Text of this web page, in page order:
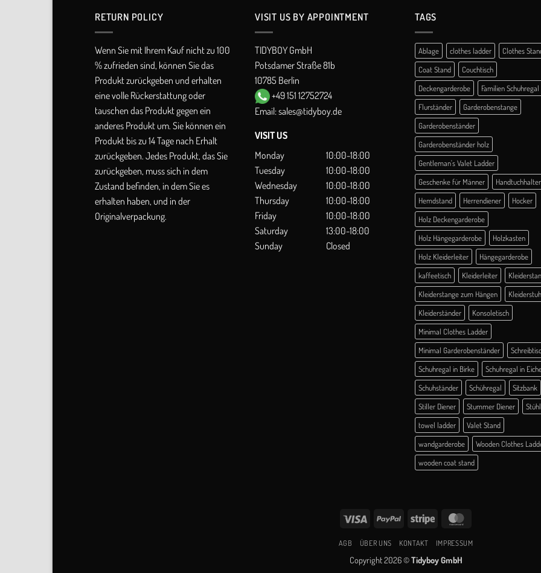
RETURN POLICY​
Wenn Sie mit Ihrem Kauf nicht zu 100
% zufrieden sind, können Sie das
Produkt zurückgeben und erhalten
eine volle Rückerstattung oder
tauschen das Produkt gegen ein
anderes Produkt um. Sie können ein
Produkt bis zu 14 Tage nach Erhalt
zurückgeben. Jedes Produkt, das Sie
zurückgeben, muss sich in dem
Zustand befinden, in dem Sie es
erhalten haben, und in der
Originalverpackung.
VISIT US BY APPOINTMENT
TIDYBOY GmbH
Potsdamer Straße 81b
10785 Berlin
+49 151 12752724
Email:sales@tidyboy.de
VISIT US
Monday
10:00-18:00
Tuesday
10:00-18:00
Wednesday
10:00-18:00
Thursday
10:00-18:00
Friday
10:00-18:00
Saturday
13:00-18:00
Sunday
Closed
TAGS
Ablage clothes ladder
Clothes
Coat Stand
Couchtisch
Deckengarderobe
Familien Schuhregal
Flurständer
Garderobenstange
Garderobenständer
Garderobenständer holz
Gentleman's Valet Ladder
Geschenke für Männer
Handtuchhalter
Hemdstand
Herrendiener
Hocker
Holz Deckengarderobe
Holz Hängegarderobe
Holzkasten
Holz Kleiderleiter
Hängegarderobe
kaffeetisch
Kleiderleiter
Kleiderstange zum Hängen
Kleiderständer
Konsoletisch
Minimal Clothes Ladder
Minimal Garderobenständer
Schuhregal in Birke
Schuhregal in
Schuhständer
Schühregal
Sitzbank
Stiller Diener
Stummer Diener
towel ladder
Valet Stand
wandgarderobe
Wooden Clothes
wooden coat stand
Visa PayPal Stripe
AGB ÜBER UNS KONTAKT IMPRESSUM
Copyright 2026 ©Tidyboy GmbH